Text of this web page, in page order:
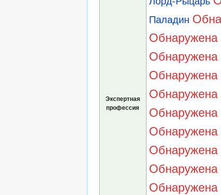
Экспертная
профессия
Паладин